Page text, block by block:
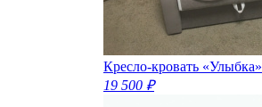
Кресло-кровать «Улыбка»
19 500 ₽